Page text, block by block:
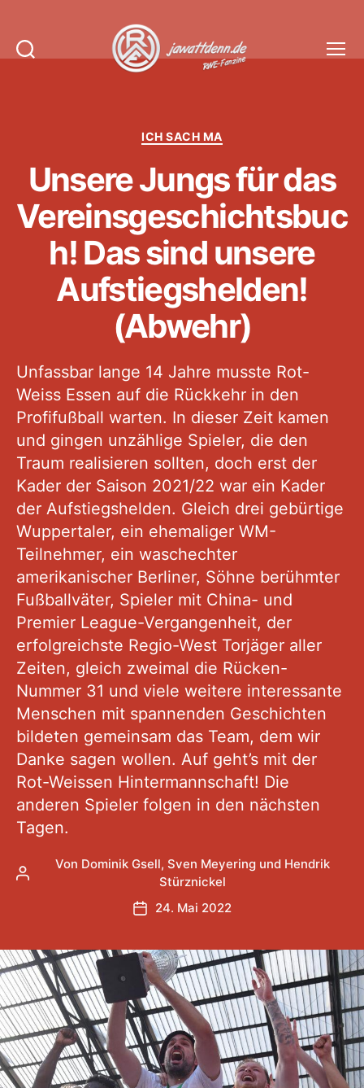
Kategorien
ICH SACH MA
Unsere Jungs für das
Vereinsgeschichtsbuc
h! Das sind unsere
Aufstiegshelden!
(Abwehr)
Unfassbar lange 14 Jahre musste Rot-
Weiss Essen auf die Rückkehr in den
Profifußball warten. In dieser Zeit kamen
und gingen unzählige Spieler, die den
Traum realisieren sollten, doch erst der
Kader der Saison 2021/22 war ein Kader
der Aufstiegshelden. Gleich drei gebürtige
Wuppertaler, ein ehemaliger WM-
Teilnehmer, ein waschechter
amerikanischer Berliner, Söhne berühmter
Fußballväter, Spieler mit China- und
Premier League-Vergangenheit, der
erfolgreichste Regio-West Torjäger aller
Zeiten, gleich zweimal die Rücken-
Nummer 31 und viele weitere interessante
Menschen mit spannenden Geschichten
bildeten gemeinsam das Team, dem wir
Danke sagen wollen. Auf geht’s mit der
Rot-Weissen Hintermannschaft! Die
anderen Spieler folgen in den nächsten
Tagen.
Beitragsautor
Von Dominik Gsell, Sven Meyering und Hendrik
Stürznickel
Veröffentlichungsdatum
24. Mai 2022